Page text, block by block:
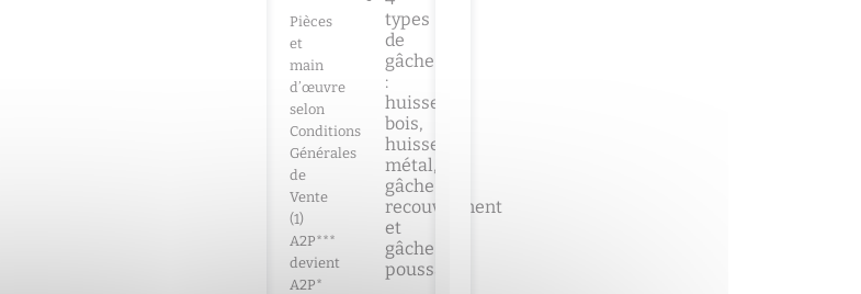
Pièces
et
main
d’œuvre
selon
Conditions
Générales
de
Vente
(1)
A2P***
devient
A2P*
types
de
gâche
:
huisserie
bois,
huisserie
métal,
gâche
recouvrement
et
gâche
poussante